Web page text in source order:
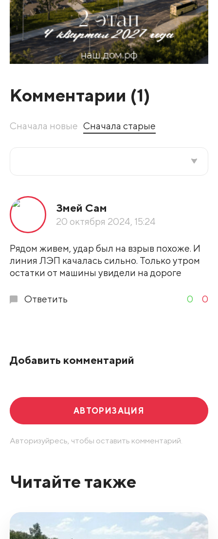
Комментарии (1)
Сначала новые Сначала старые
По рейтингу
Развернуть все
Змей Сам
20 октября 2024, 15:24
Рядом живем, удар был на взрыв похоже. И
линия ЛЭП качалась сильно. Только утром
остатки от машины увидели на дороге
Ответить 0 0
Добавить комментарий
АВТОРИЗАЦИЯ
Авторизуйресь, чтобы оставить комментарий.
Читайте также